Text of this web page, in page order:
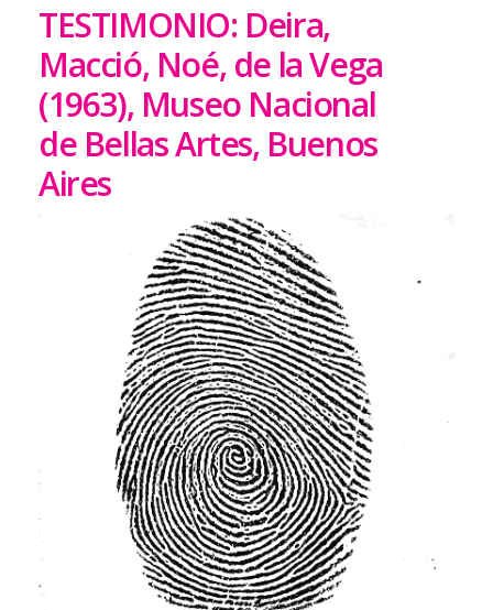
TESTIMONIO: Deira,
Macció, Noé, de la Vega
(1963), Museo Nacional
de Bellas Artes, Buenos
Aires